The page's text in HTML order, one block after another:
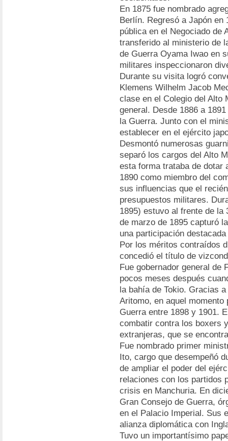
En 1875 fue nombrado
Berlín. Regresó a Japón en
pública en el Negociado de
transferido al ministerio de
de Guerra Oyama Iwao en
militares inspeccionaron
Durante su visita logró
Klemens Wilhelm Jacob
clase en el Colegio del Alto
general. Desde 1886 a
la Guerra. Junto con el
establecer en el ejército
Desmontó numerosas
separó los cargos del Alto
esta forma trataba de dotar
1890 como miembro del
sus influencias que el
presupuestos militares.
1895) estuvo al frente de la
de marzo de 1895 capturó
una participación
Por los méritos contraídos
concedió el título de
Fue gobernador general de
pocos meses después
la bahía de Tokio. Gracias
Aritomo, en aquel
Guerra entre 1898 y 1901.
combatir contra los boxers
extranjeras, que se
Fue nombrado primer
Ito, cargo que desempeñó
de ampliar el poder del
relaciones con los partidos
crisis en Manchuria. En
Gran Consejo de Guerra,
en el Palacio Imperial. Sus
alianza diplomática con
Tuvo un importantísimo